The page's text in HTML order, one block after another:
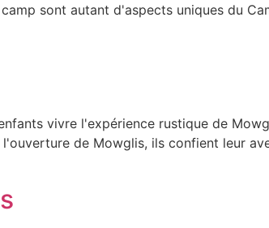
sont autant d'aspects uniques du
vivre l'expérience rustique de
de Mowglis, ils confient leur